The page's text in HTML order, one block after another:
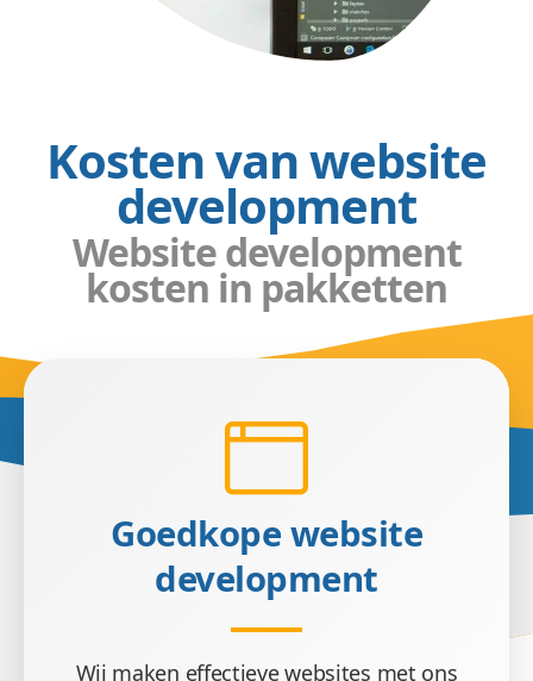
Kosten van website
development
Website development
kosten in pakketten
Goedkope website
development
Wij maken effectieve websites met ons